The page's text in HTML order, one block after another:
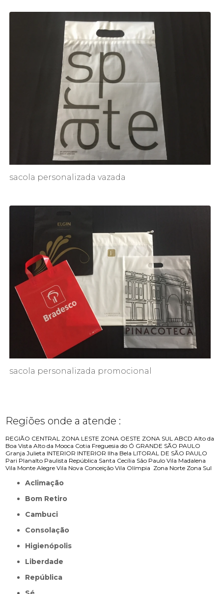
sacola personalizada vazada
sacola personalizada promocional
Regiões onde a atende :
REGIÃO CENTRAL ZONA LESTE ZONA OESTE ZONA SUL ABCD Alto da
Boa Vista Alto da Mooca Cotia Freguesia do Ó GRANDE SÃO PAULO
Granja Julieta INTERIOR INTERIOR Ilha Bela LITORAL DE SÃO PAULO
Pari Planalto Paulista República Santa Cecília São Paulo Vila Madalena
Vila Monte Alegre Vila Nova Conceição Vila Olímpia Zona Norte Zona Sul
Aclimação
Bom Retiro
Cambuci
Consolação
Higienópolis
Liberdade
República